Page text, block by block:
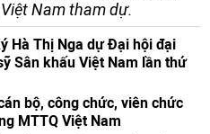
Nam tham dự.
Hà Thị Nga dự Đại hội đại
Sân khấu Việt Nam lần thứ
bộ, công chức, viên chức
MTTQ Việt Nam